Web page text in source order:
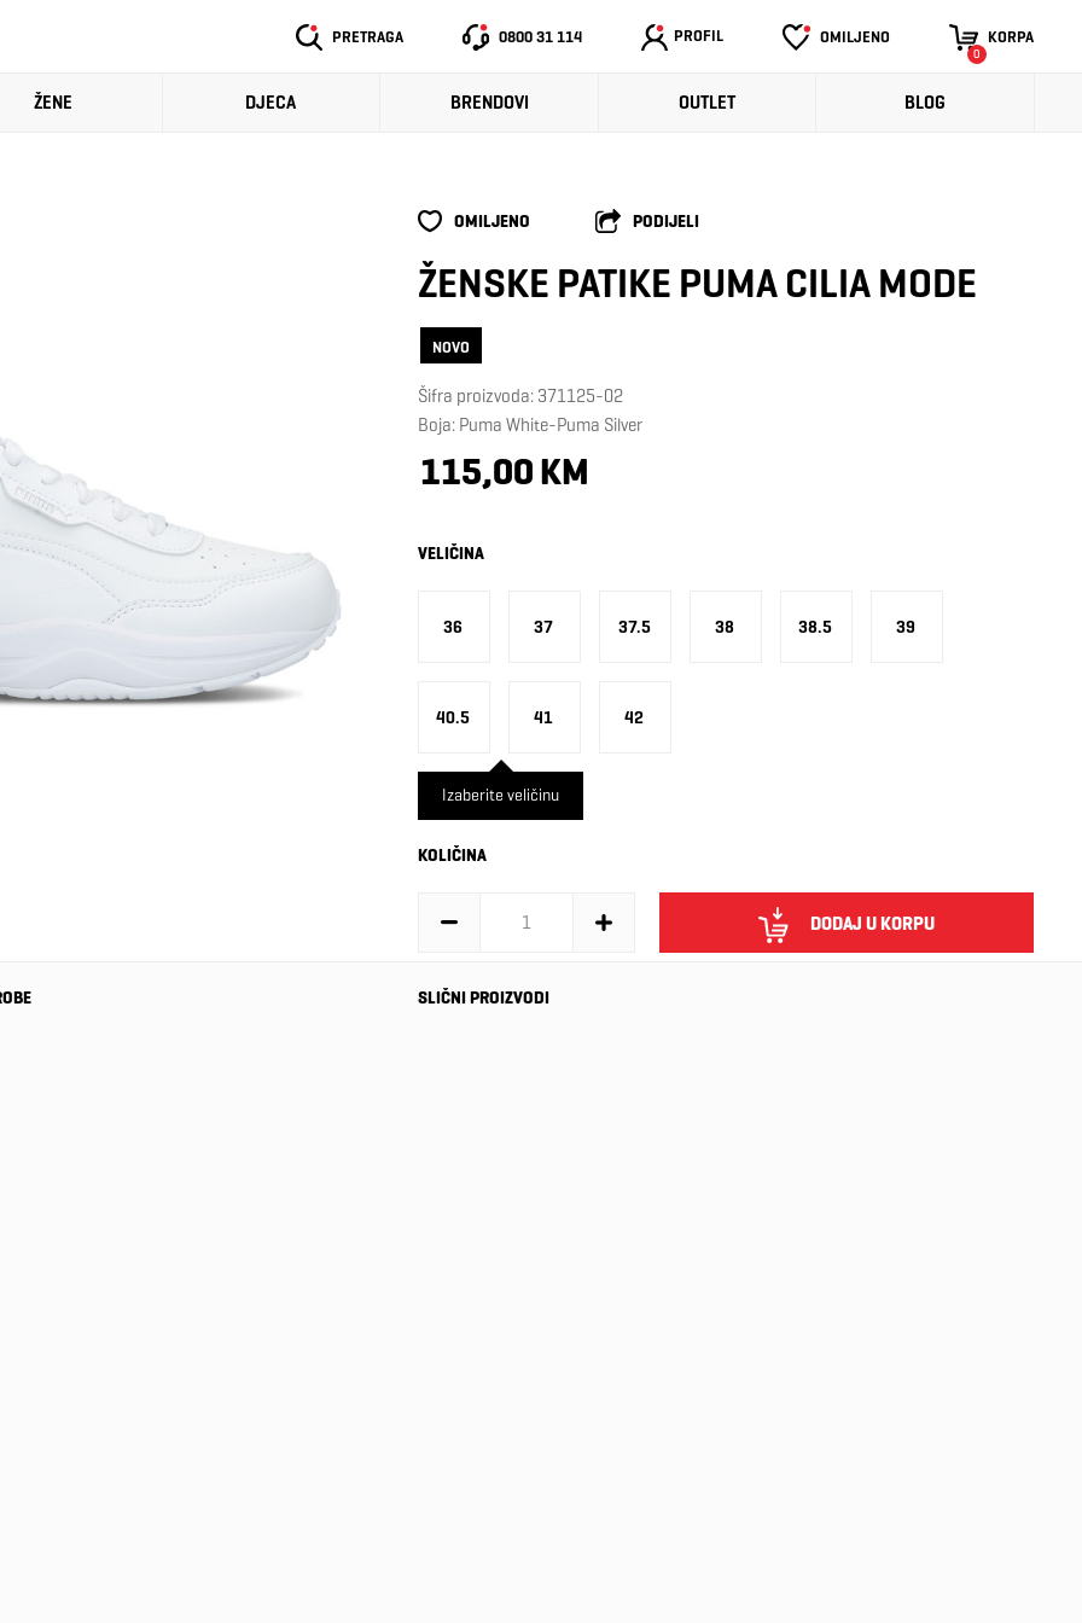
PRETRAGA 0800 31 114 PROFIL OMILJENO KORPA
0
ŽENE DJECA BRENDOVI OUTLET BLOG
OMILJENO PODIJELI
ŽENSKE PATIKE PUMA CILIA MODE
NOVO
Šifra proizvoda: 371125-02
Boja: Puma White-Puma Silver
115,00 KM
VELIČINA
36 37 37.5 38 38.5 39
40.5 41 42
Izaberite veličinu
KOLIČINA
DODAJ U KORPU
SLIČNI PROIZVODI